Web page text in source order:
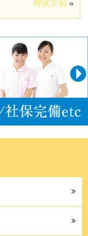
楔状欠損 »